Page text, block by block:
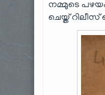
നമ്മുടെ
ചെയ്ത്